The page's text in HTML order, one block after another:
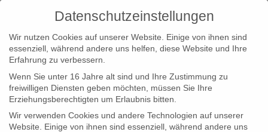
info@erfolgreich-events.de
Datenschutzeinstellungen
Wir nutzen Cookies auf unserer Website. Einige von ihnen sind
essenziell, während andere uns helfen, diese Website und Ihre
Erfahrung zu verbessern.
Wenn Sie unter 16 Jahre alt sind und Ihre Zustimmung zu
freiwilligen Diensten geben möchten, müssen Sie Ihre
Erziehungsberechtigten um Erlaubnis bitten.
Wir verwenden Cookies und andere Technologien auf unserer
Website. Einige von ihnen sind essenziell, während andere uns